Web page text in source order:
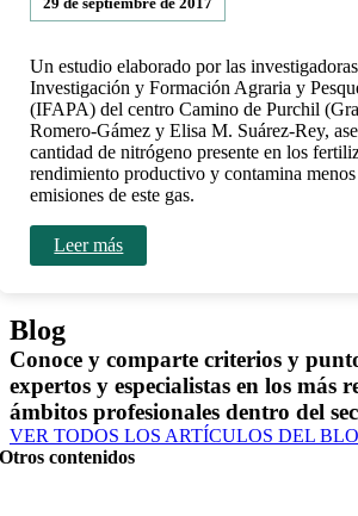
Un estudio elaborado por las
Investigación y Formación Agraria y
(IFAPA) del centro Camino de Purchil
Romero-Gámez y Elisa M. Suárez-Rey,
cantidad de nitrógeno presente en los
rendimiento productivo y contamina
emisiones de este gas.
Leer más
Blog
Conoce y comparte criterios y
expertos y especialistas en los más
ámbitos profesionales dentro del
VER TODOS LOS ARTÍCULOS DEL
Otros contenidos